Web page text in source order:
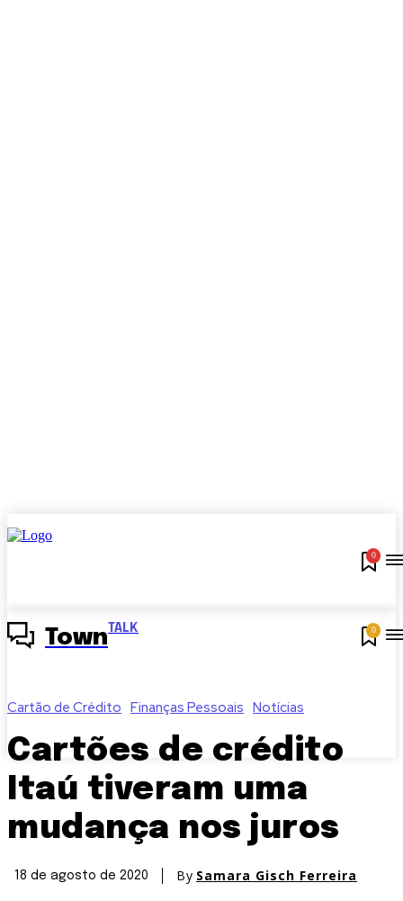
0
Town TALK 0
Cartão de Crédito Finanças Pessoais Notícias
Cartões de crédito
Itaú tiveram uma
mudança nos juros
18 de agosto de 2020 By Samara Gisch Ferreira